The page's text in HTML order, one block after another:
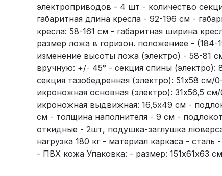
электроприводов - 4 шт - количество
габаритная длина кресла - 92-196 см -
кресла: 58-161 см - габаритная ширина
размер ложа в горизон. положениее - (184-
изменение высоты ложа (электро) - 58-81
вручную: +/- 45° - секция спины (электро):
секция тазобедренная (электро): 51х58 см/
икроножная основная (электро): 31х56,5
икроножная выдвижная: 16,5х49 см -
см - толщина наполнителя - 9 см -
откидные - 2шт, подушка-заглушка
нагрузка 180 кг - материал каркаса - сталь
- ПВХ кожа Упаковка: - размер: 151х61х63